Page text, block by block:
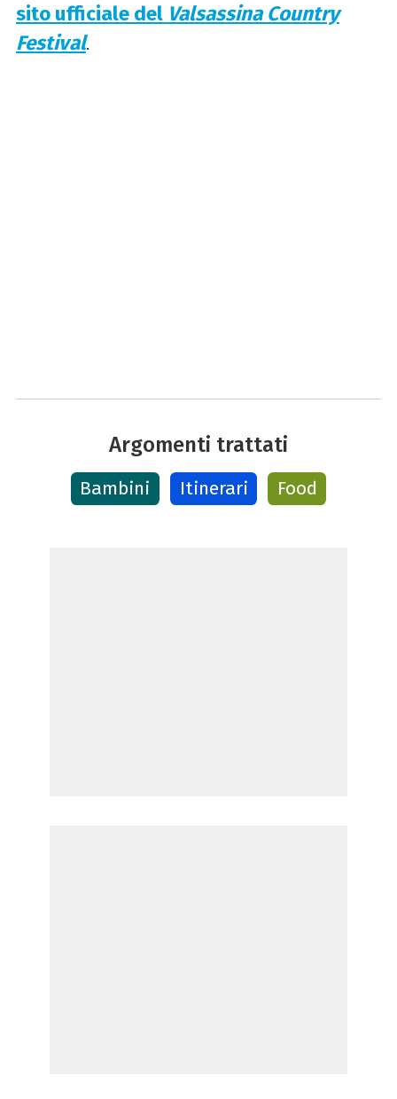
sito ufficiale del Valsassina Country
Festival.
Argomenti trattati
Bambini Itinerari Food